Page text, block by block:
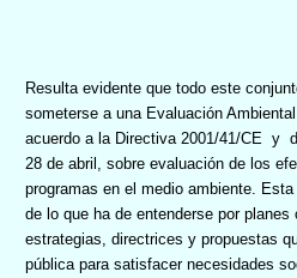
Resulta evidente que todo este
someterse a una Evaluación
acuerdo a la Directiva 2001/41/CE y
28 de abril, sobre evaluación de los
programas en el medio ambiente.
de lo que ha de entenderse por
estrategias, directrices y propuestas
pública para satisfacer necesidades